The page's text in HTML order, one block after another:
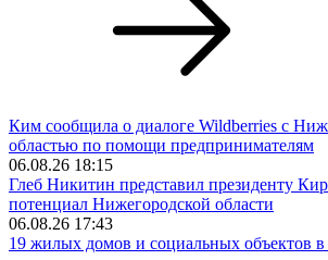
Ким сообщила о диалоге Wildberries с
областью по помощи предпринимателям
06.08.26 18:15
Глеб Никитин представил президенту
потенциал Нижегородской области
06.08.26 17:43
19 жилых домов и социальных объектов